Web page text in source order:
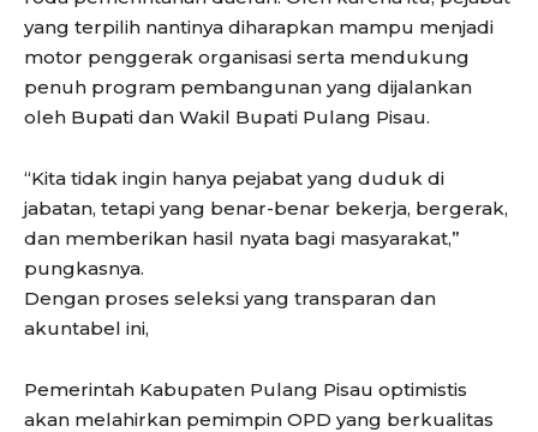
yang terpilih nantinya diharapkan mampu menjadi
motor penggerak organisasi serta mendukung
penuh program pembangunan yang dijalankan
oleh Bupati dan Wakil Bupati Pulang Pisau.
“Kita tidak ingin hanya pejabat yang duduk di
jabatan, tetapi yang benar-benar bekerja, bergerak,
dan memberikan hasil nyata bagi masyarakat,”
pungkasnya.
Dengan proses seleksi yang transparan dan
akuntabel ini,
Pemerintah Kabupaten Pulang Pisau optimistis
akan melahirkan pemimpin OPD yang berkualitas